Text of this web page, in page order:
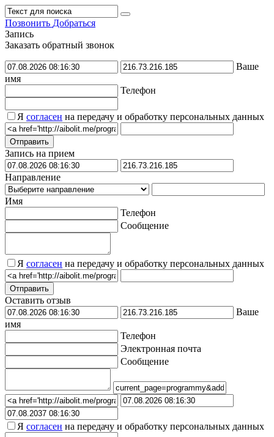
Позвонить Добраться
Запись
Заказать обратный звонок
Ваше
имя
Телефон
Я согласен на передачу и обработку персональных данных
Запись на прием
Направление
Имя
Телефон
Сообщение
Я согласен на передачу и обработку персональных данных
Оставить отзыв
Ваше
имя
Телефон
Электронная почта
Сообщение
Я согласен на передачу и обработку персональных данных